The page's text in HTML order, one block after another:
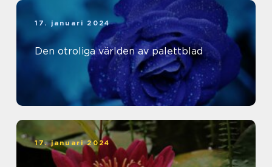
17. januari 2024
Den otroliga världen av palettblad
17. januari 2024